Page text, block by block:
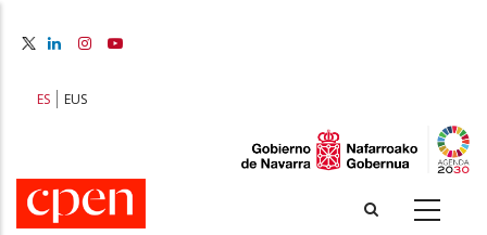
principal
ES EUS